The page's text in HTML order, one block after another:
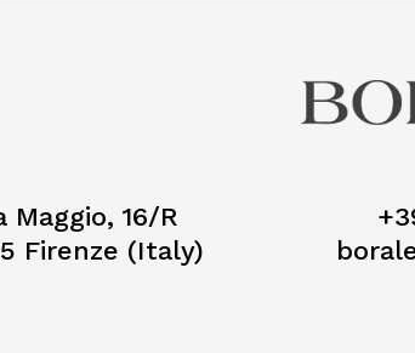
Maggio, 16/R
Firenze (Italy)